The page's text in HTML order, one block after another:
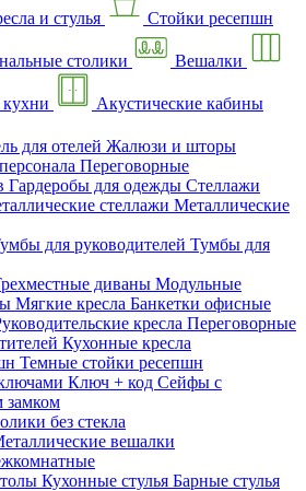
и стулья Стойки ресепшн
столики Вешалки
Акустические кабины
для отелей Жалюзи и шторы
Переговорные
Гардеробы для одежды Стеллажи
стеллажи Металлические
для руководителей Тумбы для
диваны Модульные
Мягкие кресла Банкетки офисные
кресла Переговорные
Кухонные кресла
Темные стойки ресепшн
Ключ + код Сейфы с
замком
без стекла
вешалки
Кухонные стулья Барные стулья